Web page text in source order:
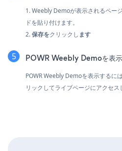
1. Weebly Demoが表示されるペー
ドを貼り付けます。
2.保存をクリックし ます
POWR Weebly Demoを表示
POWR Weebly Demoを表示するに
リックしてライブページにアクセス